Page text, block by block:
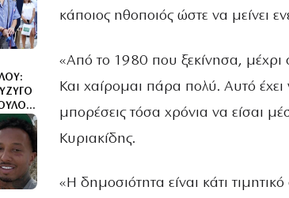
ΤΡΊΑ
ΤΎΧΗ
κάποιος ηθοποιός ώστε να μείνει
«Από το 1980 που ξεκίνησα,
Και χαίρομαι πάρα πολύ. Αυτό έχει
μπορέσεις τόσα χρόνια να είσαι
Κυριακίδης.
«Η δημοσιότητα είναι κάτι